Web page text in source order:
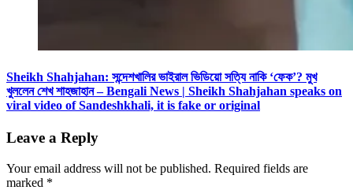
Sheikh Shahjahan: সন্দেশখালির ভাইরাল ভিডিয়ো সত্যি নাকি ‘ফেক’? মুখ
খুললেন শেখ শাহজাহান – Bengali News | Sheikh Shahjahan speaks on
viral video of Sandeshkhali, it is fake or original
Leave a Reply
Your email address will not be published. Required fields are
marked *